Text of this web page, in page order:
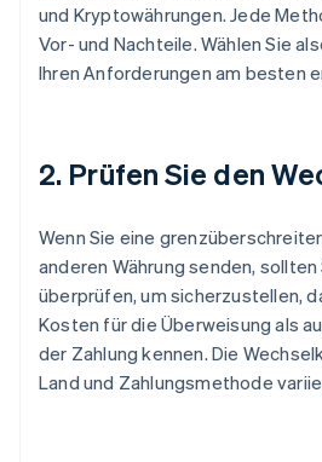
und Kryptowährungen. Jede
Vor- und Nachteile. Wählen Sie
Ihren Anforderungen am besten
2. Prüfen Sie den
Wenn Sie eine
anderen Währung senden,
überprüfen, um sicherzustellen,
Kosten für die Überweisung als
der Zahlung kennen. Die
Land und Zahlungsmethode